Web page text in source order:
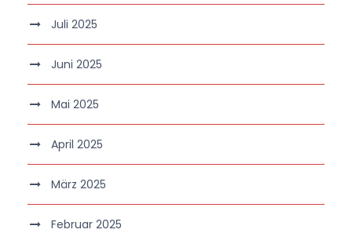
Juli 2025
Juni 2025
Mai 2025
April 2025
März 2025
Februar 2025